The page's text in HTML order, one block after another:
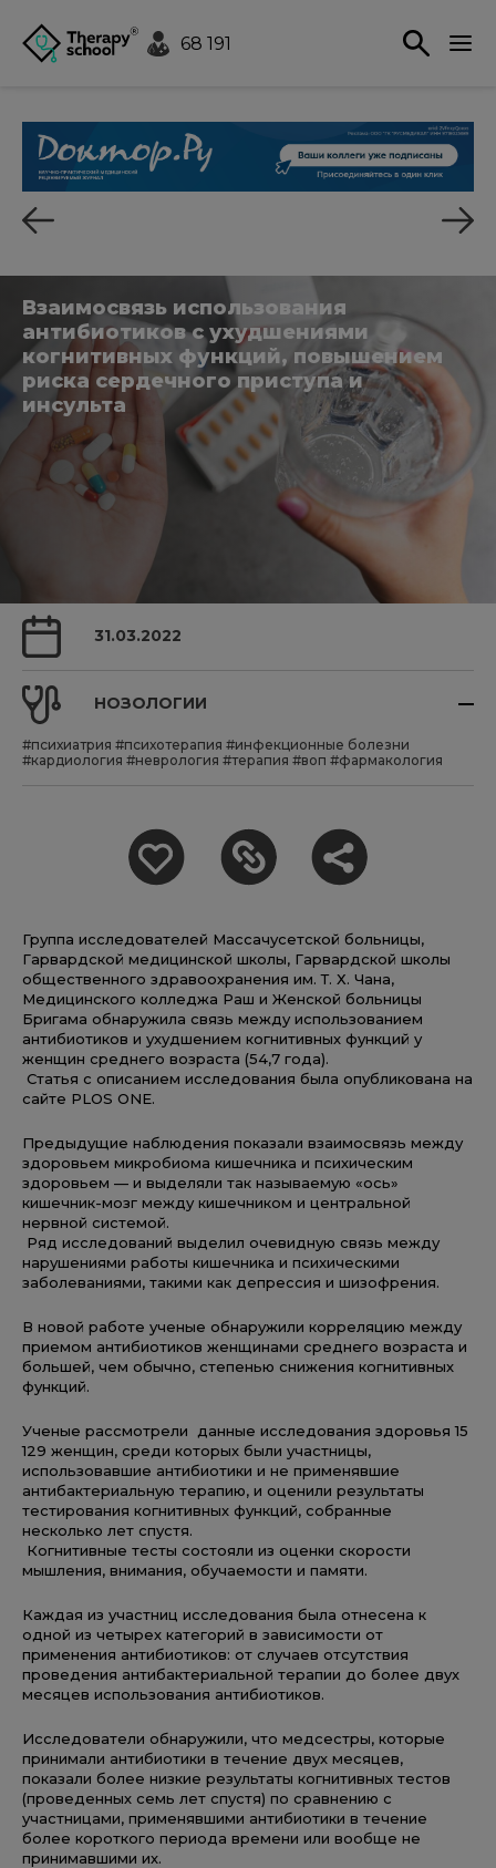
68 191
Взаимосвязь использования
антибиотиков с ухудшениями
когнитивных функций, повышением
риска сердечного приступа и
инсульта
31.03.2022
НОЗОЛОГИИ
#психиатрия #психотерапия #инфекционные болезни
#кардиология #неврология #терапия #воп #фармакология
Группа исследователей Массачусетской больницы,
Гарвардской медицинской школы, Гарвардской школы
общественного здравоохранения им. Т. Х. Чана,
Медицинского колледжа Раш и Женской больницы
Бригама обнаружила связь между использованием
антибиотиков и ухудшением когнитивных функций у
женщин среднего возраста (54,7 года).
Статья с описанием исследования была опубликована на
сайте PLOS ONE.
Предыдущие наблюдения показали взаимосвязь между
здоровьем микробиома кишечника и психическим
здоровьем — и выделяли так называемую «ось»
кишечник-мозг между кишечником и центральной
нервной системой.
Ряд исследований выделил очевидную связь между
нарушениями работы кишечника и психическими
заболеваниями, такими как депрессия и шизофрения.
В новой работе ученые обнаружили корреляцию между
приемом антибиотиков женщинами среднего возраста и
большей, чем обычно, степенью снижения когнитивных
функций.
Ученые рассмотрели данные исследования здоровья 15
129 женщин, среди которых были участницы,
использовавшие антибиотики и не применявшие
антибактериальную терапию, и оценили результаты
тестирования когнитивных функций, собранные
несколько лет спустя.
Когнитивные тесты состояли из оценки скорости
мышления, внимания, обучаемости и памяти.
Каждая из участниц исследования была отнесена к
одной из четырех категорий в зависимости от
применения антибиотиков: от случаев отсутствия
проведения антибактериальной терапии до более двух
месяцев использования антибиотиков.
Исследователи обнаружили, что медсестры, которые
принимали антибиотики в течение двух месяцев,
показали более низкие результаты когнитивных тестов
(проведенных семь лет спустя) по сравнению с
участницами, применявшими антибиотики в течение
более короткого периода времени или вообще не
принимавшими их.